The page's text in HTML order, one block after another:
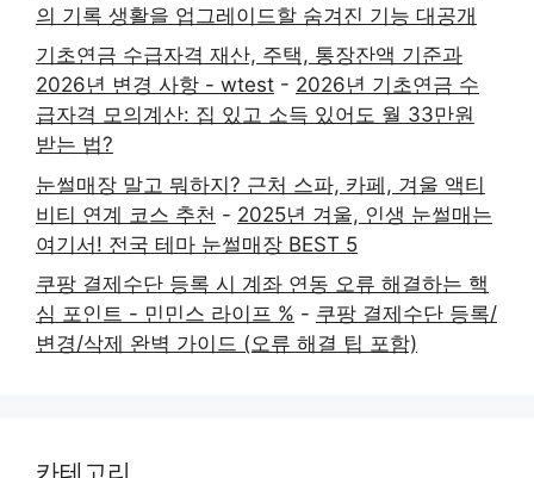
의 기록 생활을 업그레이드할 숨겨진 기능 대공개
기초연금 수급자격 재산, 주택, 통장잔액 기준과
2026년 변경 사항 - wtest - 2026년 기초연금 수
급자격 모의계산: 집 있고 소득 있어도 월 33만원
받는 법?
눈썰매장 말고 뭐하지? 근처 스파, 카페, 겨울 액티
비티 연계 코스 추천 - 2025년 겨울, 인생 눈썰매는
여기서! 전국 테마 눈썰매장 BEST 5
쿠팡 결제수단 등록 시 계좌 연동 오류 해결하는 핵
심 포인트 - 민민스 라이프 % - 쿠팡 결제수단 등록/
변경/삭제 완벽 가이드 (오류 해결 팁 포함)